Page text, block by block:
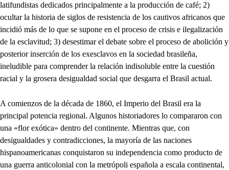
latifundistas dedicados principalmente a la producción de café; 2)
ocultar la historia de siglos de resistencia de los cautivos africanos que
incidió más de lo que se supone en el proceso de crisis e ilegalización
de la esclavitud; 3) desestimar el debate sobre el proceso de abolición y
posterior inserción de los exesclavos en la sociedad brasileña,
ineludible para comprender la relación indisoluble entre la cuestión
racial y la grosera desigualdad social que desgarra el Brasil actual.
A comienzos de la década de 1860, el Imperio del Brasil era la
principal potencia regional. Algunos historiadores lo compararon con
una «flor exótica» dentro del continente. Mientras que, con
desigualdades y contradicciones, la mayoría de las naciones
hispanoamericanas conquistaron su independencia como producto de
una guerra anticolonial con la metrópoli española a escala continental,